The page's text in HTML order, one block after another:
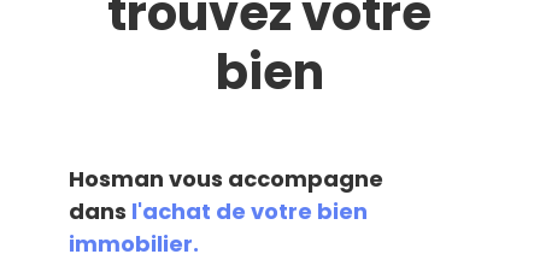
bien
Hosman vous accompagne
dans l'achat de votre bien
immobilier.